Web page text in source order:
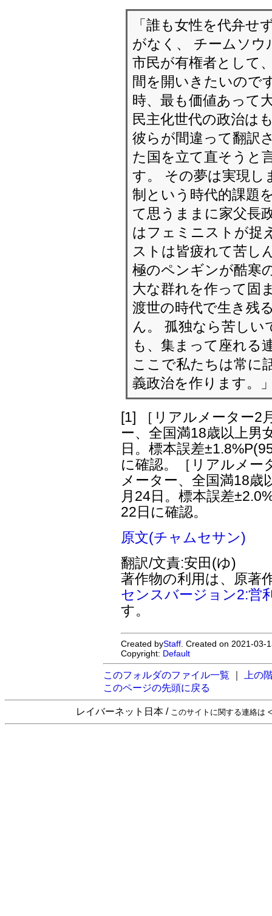
「誰も女性を代弁せ
がなく、 チームソ
市民が有権者として
間を開いきたいので
時、最も価値あって
民主化世代の政治は
彼らが間違って翻訳
た国を立て直そうと
す。 その夢は実現し
制という時代的課題
て思うままに家父長
はフェミニストが捉
ストは皆疲れて苦し
極のペンギンが酷寒
大な群れを作って固
渡世の時代で生き残
ん。 孤独なら苦し
も、集まって座れる
ここで私たちは常に
義政治を作ります。
[1] ［リアルメーター2
ー、全国満18歳以上男
日。標本誤差
に確認。［リアルメー
メーター、全国満18歳
月24日。標本誤差
22日に確認。
原文(チャムセサン)
翻訳/文責:安田(ゆ)
著作物の利用は、原著
センスバージョン2:営
す。
Created byStaff . Created on 2021-
Copyright: Default
このフォルダのファイル一覧
上の
このページの先頭に戻る
レイバーネット日本 / このサイトに関する連絡は